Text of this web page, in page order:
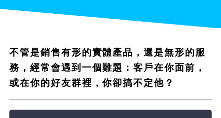
不管是銷售有形的實體產品，還是無形的服
務，經常會遇到一個難題：客戶在你面前，
或在你的好友群裡，你卻搞不定他？